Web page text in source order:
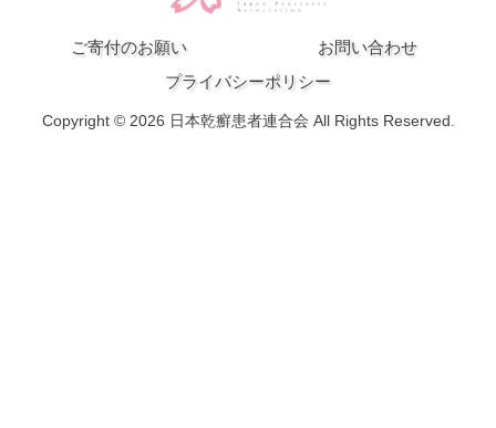
ご寄付のお願い
お問い合わせ
プライバシーポリシー
Copyright © 2026 日本乾癬患者連合会 All Rights Reserved.